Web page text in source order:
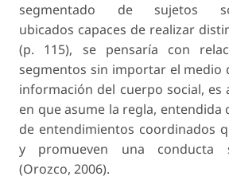
segmentado de sujetos
ubicados capaces de realizar
(p. 115), se pensaría con
segmentos sin importar el medio
información del cuerpo social, es
en que asume la regla, entendida
de entendimientos coordinados
y promueven una conducta
(Orozco, 2006).